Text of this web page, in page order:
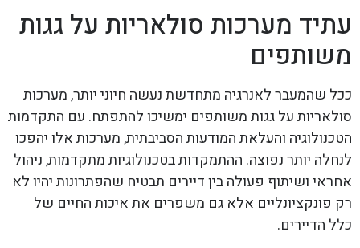
עתיד מערכות סולאריות על גגות
משותפים
ככל שהמעבר לאנרגיה מתחדשת נעשה חיוני יותר, מערכות
סולאריות על גגות משותפים ימשיכו להתפתח. עם התקדמות
הטכנולוגיה והעלאת המודעות הסביבתית, מערכות אלו יהפכו
לנחלה יותר נפוצה. ההתמקדות בטכנולוגיות מתקדמות, ניהול
אחראי ושיתוף פעולה בין דיירים תבטיח שהפתרונות יהיו לא
רק פונקציונליים אלא גם משפרים את איכות החיים של
כלל הדיירים.